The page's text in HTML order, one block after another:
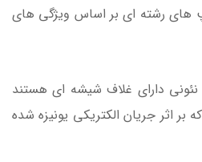
های رشته ای بر اساس ویژگی های
دارای غلاف شیشه ای هستند
بر اثر جریان الکتریکی یونیزه شده